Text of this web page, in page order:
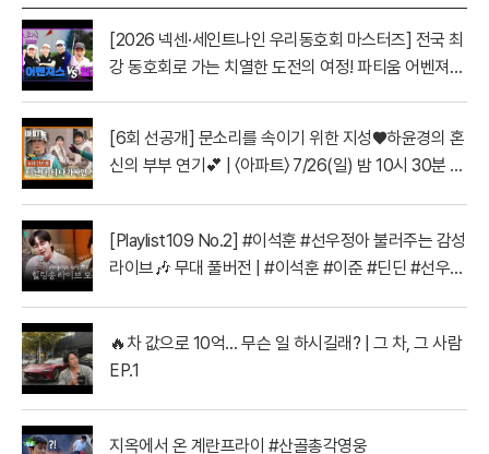
[2026 넥센·세인트나인 우리동호회 마스터즈] 전국 최
강 동호회로 가는 치열한 도전의 여정! 파티움 어벤져스
[6회 선공개] 문소리를 속이기 위한 지성♥하윤경의 혼
신의 부부 연기💕 | 〈아파트〉 7/26(일) 밤 10시 30분 방
[Playlist109 No.2] #이석훈 #선우정아 불러주는 감성
라이브🎶 무대 풀버전 | #이석훈 #이준 #딘딘 #선우정
🔥차 값으로 10억… 무슨 일 하시길래? | 그 차, 그 사람
EP.1
지옥에서 온 계란프라이 #산골총각영웅